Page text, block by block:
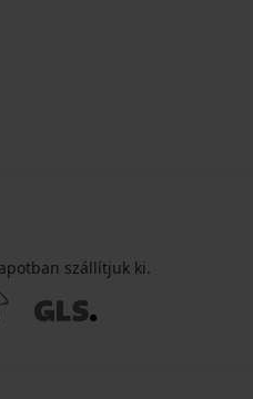
szállítjuk ki.